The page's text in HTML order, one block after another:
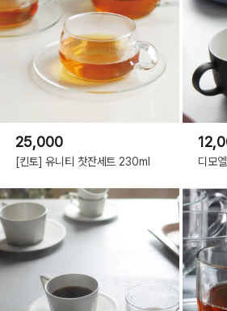
25,000
[킨토] 유니티 찻잔세트 230ml 디모